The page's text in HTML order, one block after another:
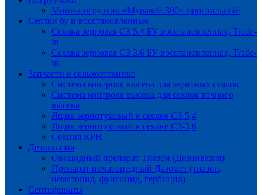
Мини-погрузчик «Муравей 300» фронтальный
Сеялки бу и восстановленные
Сеялка зерновая СЗ 5.4 БУ восстановленная, Trade-
in
Сеялка зерновая СЗ 3.6 БУ восстановленная, Trade-
in
Запчасти к сельхозтехнике
Система контроля высева для зерновых сеялок
Система контроля высева для сеялок точного
высева
Ящик зернотуковый к сеялке СЗ-5,4
Ящик зернотуковый к сеялке СЗ-3,6
Секция КРН
Дезинвазия
Овицидный препарат Тиазон (Дезинвазия)
Препарат нематоцидный Дазомет (тиазон,
нематоцид, фунгицид, гербицид)
Сертификаты